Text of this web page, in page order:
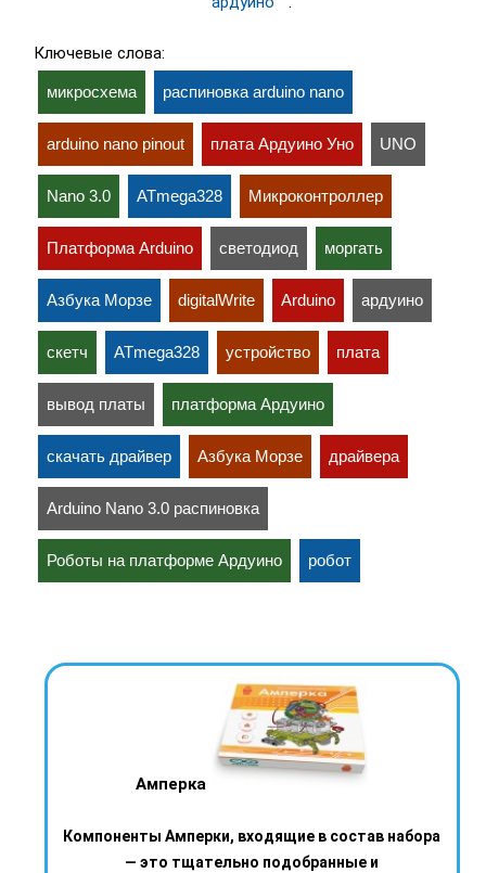
Ключевые слова:
микросхема распиновка arduino nano
arduino nano pinout плата Ардуино Уно UNO
Nano 3.0 ATmega328 Микроконтроллер
Платформа Arduino светодиод моргать
Азбука Морзе digitalWrite Arduino ардуино
скетч ATmega328 устройство плата
вывод платы платформа Ардуино
скачать драйвер Азбука Морзе драйвера
Arduino Nano 3.0 распиновка
Роботы на платформе Ардуино робот
Амперка
Компоненты Амперки, входящие в состав набора
— это тщательно подобранные и